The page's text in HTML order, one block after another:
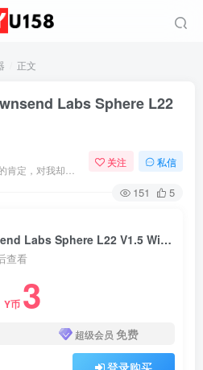
正文
Labs Sphere L22
关注 私信
151 5
虚拟话筒模拟插件 Townsend Labs Sphere L22 V1.5 WiN&MAC
查看
Y币 3
超级会员 免费
登录购买